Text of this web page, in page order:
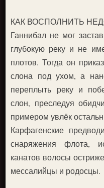
КАК ВОСПОЛНИТЬ
Ганнибал не мог
глубокую реку и не
плотов. Тогда он
слона под ухом, а
переплыть реку и
слон, преследуя
примером увлёк
Карфагенские
снаряжения флота,
канатов волосы
мессалийцы и родосцы.